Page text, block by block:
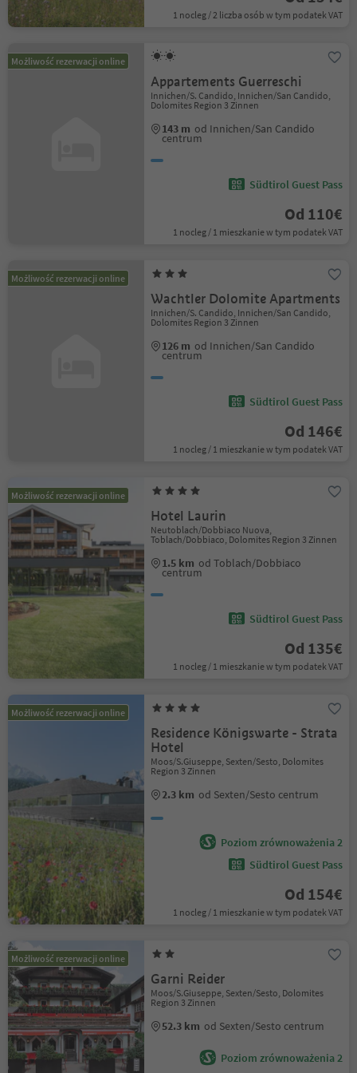
1 nocleg / 2 liczba osób w tym podatek VAT
Możliwość rezerwacji online
Appartements Guerreschi
Innichen/S. Candido, Innichen/San Candido,
Dolomites Region 3 Zinnen
143 m od Innichen/San Candido
centrum
Südtirol Guest Pass
Od 110€
1 nocleg / 1 mieszkanie w tym podatek VAT
Możliwość rezerwacji online
Wachtler Dolomite Apartments
Innichen/S. Candido, Innichen/San Candido,
Dolomites Region 3 Zinnen
126 m od Innichen/San Candido
centrum
Südtirol Guest Pass
Od 146€
1 nocleg / 1 mieszkanie w tym podatek VAT
Możliwość rezerwacji online
Hotel Laurin
Neutoblach/Dobbiaco Nuova,
Toblach/Dobbiaco, Dolomites Region 3 Zinnen
1.5 km od Toblach/Dobbiaco
centrum
Südtirol Guest Pass
Od 135€
1 nocleg / 1 mieszkanie w tym podatek VAT
Możliwość rezerwacji online
Residence Königswarte - Strata
Hotel
Moos/S.Giuseppe, Sexten/Sesto, Dolomites
Region 3 Zinnen
2.3 km od Sexten/Sesto centrum
Poziom zrównoważenia 2
Südtirol Guest Pass
Od 154€
1 nocleg / 1 mieszkanie w tym podatek VAT
Możliwość rezerwacji online
Garni Reider
Moos/S.Giuseppe, Sexten/Sesto, Dolomites
Region 3 Zinnen
52.3 km od Sexten/Sesto centrum
Poziom zrównoważenia 2